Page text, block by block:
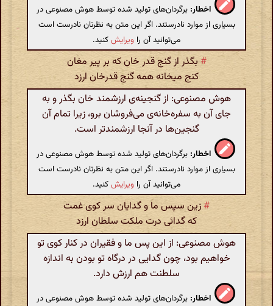
اخطار: برگردان‌های تولید شده توسط هوش مصنوعی در
بسیاری از موارد نادرستند. اگر این متن به نظرتان نادرست است
می‌توانید آن را ویرایشکنید.
#بگذر از گنج قدر خان که بر پیر مغان
کنج میخانه همه گنج قدرخان ارزد
هوش مصنوعی: از گنجینه‌ی ارزشمند خان بگذر و به
جای آن به سفره‌خانه‌ی می‌فروشان برو، زیرا تمام آن
گنجین‌ها در آنجا ارزشمندتر است.
اخطار: برگردان‌های تولید شده توسط هوش مصنوعی در
بسیاری از موارد نادرستند. اگر این متن به نظرتان نادرست است
می‌توانید آن را ویرایشکنید.
# زین سپس ما و گدایان سر کوی غمت
که گدائی درت ملکت سلطان ارزد
هوش مصنوعی: از این پس ما و فقیران در کنار کوی تو
خواهیم بود، چون گدایی در درگاه تو بودن به اندازه
سلطنت هم ارزش دارد.
اخطار: برگردان‌های تولید شده توسط هوش مصنوعی در